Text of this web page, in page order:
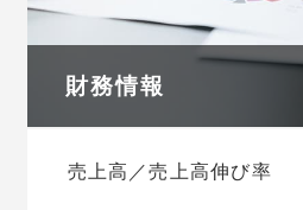
財務情報
売上高／売上高伸び率